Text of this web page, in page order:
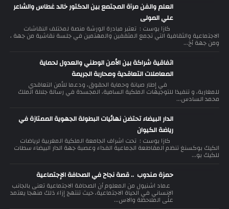
العلم والفن مرآة المجتمع بين الدكتور خالد غطاس والشاعر
علي المولى
كازا بوست : تعتبر مبادرة الورشة منصة لمختلف النقاشات
الاجتماعية والثقافية التي تجمع المثقفين والمهتمين في جلسة نقاشية من جهة ،
ومن جهة أخ...
اتفاقية شراكة بين الأمن الوطني والعدول لحماية
المعاملات التعاقدية ومحاربة الجريمة
في إطار صيانة وحماية الحقوق، ودعما للأمن التعاقدي
للمغاربة، و تنفيذا للتوجيهات الملكية السامية، المجسدة في رسالة جلالة الملك
محمد السادس...
الدار البيضاء تحتضن نهائيات البطولة الجهوية الممتازة في
رياضة الكيوان
كازا بوست : تحت اشراف الجامعة الملكية المغربية لرياضات
الكيك بوكسنغ تنظم المقاطعة الجماعية الفداء وعصبة جهة الدار البيضاء سطات
للكيك بو...
حمزة مندوب .. قصة نجاح في الصحافة الإجتماعية
عماد اشنيول من المعلوم أن الصحافة الاجتماعية تعنى بالجانب
الإنساني في الحياة الاجتماعية، حيث تنتهج إزاء ذلك منهجا يعتمد
على الملاحظة والاس...